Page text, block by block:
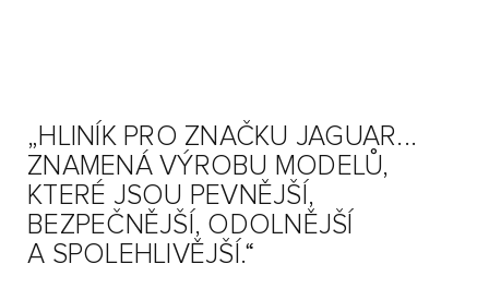
„HLINÍK PRO ZNAČKU JAGUAR...
ZNAMENÁ VÝROBU MODELŮ,
KTERÉ JSOU PEVNĚJŠÍ,
BEZPEČNĚJŠÍ, ODOLNĚJŠÍ
A SPOLEHLIVĚJŠÍ.“